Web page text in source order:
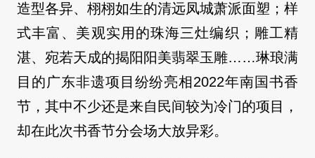
造型各异、栩栩如生的清远凤城萧派面塑；样
式丰富、美观实用的珠海三灶编织；雕工精
湛、宛若天成的揭阳阳美翡翠玉雕……琳琅满
目的广东非遗项目纷纷亮相2022年南国书香
节，其中不少还是来自民间较为冷门的项目，
却在此次书香节分会场大放异彩。